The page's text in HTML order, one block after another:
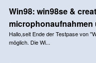
Win98: win98se &
microphonaufnahmen
Hallo,seit Ende der Testpase von
möglich. Die Wi...